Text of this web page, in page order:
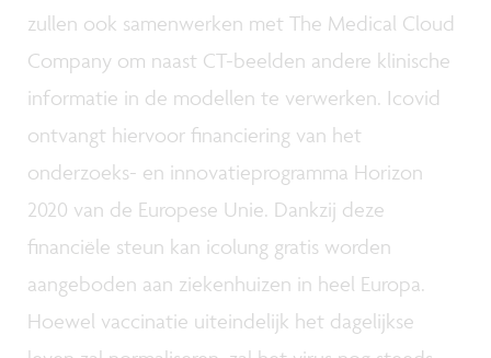
zullen ook samenwerken met The Medical Cloud
Company om naast CT-beelden andere klinische
informatie in de modellen te verwerken. Icovid
ontvangt hiervoor financiering van het
onderzoeks- en innovatieprogramma Horizon
2020 van de Europese Unie. Dankzij deze
financiële steun kan icolung gratis worden
aangeboden aan ziekenhuizen in heel Europa.
Hoewel vaccinatie uiteindelijk het dagelijkse